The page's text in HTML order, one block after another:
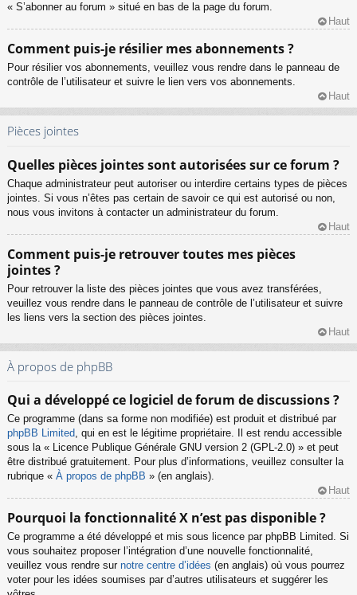
« S’abonner au forum » situé en bas de la page du forum.
Haut
Comment puis-je résilier mes abonnements ?
Pour résilier vos abonnements, veuillez vous rendre dans le panneau de
contrôle de l’utilisateur et suivre le lien vers vos abonnements.
Haut
Pièces jointes
Quelles pièces jointes sont autorisées sur ce forum ?
Chaque administrateur peut autoriser ou interdire certains types de pièces
jointes. Si vous n’êtes pas certain de savoir ce qui est autorisé ou non,
nous vous invitons à contacter un administrateur du forum.
Haut
Comment puis-je retrouver toutes mes pièces
jointes ?
Pour retrouver la liste des pièces jointes que vous avez transférées,
veuillez vous rendre dans le panneau de contrôle de l’utilisateur et suivre
les liens vers la section des pièces jointes.
Haut
À propos de phpBB
Qui a développé ce logiciel de forum de discussions ?
Ce programme (dans sa forme non modifiée) est produit et distribué par
phpBB Limited, qui en est le légitime propriétaire. Il est rendu accessible
sous la « Licence Publique Générale GNU version 2 (GPL-2.0) » et peut
être distribué gratuitement. Pour plus d’informations, veuillez consulter la
rubrique « À propos de phpBB » (en anglais).
Haut
Pourquoi la fonctionnalité X n’est pas disponible ?
Ce programme a été développé et mis sous licence par phpBB Limited. Si
vous souhaitez proposer l’intégration d’une nouvelle fonctionnalité,
veuillez vous rendre sur notre centre d’idées (en anglais) où vous pourrez
voter pour les idées soumises par d’autres utilisateurs et suggérer les